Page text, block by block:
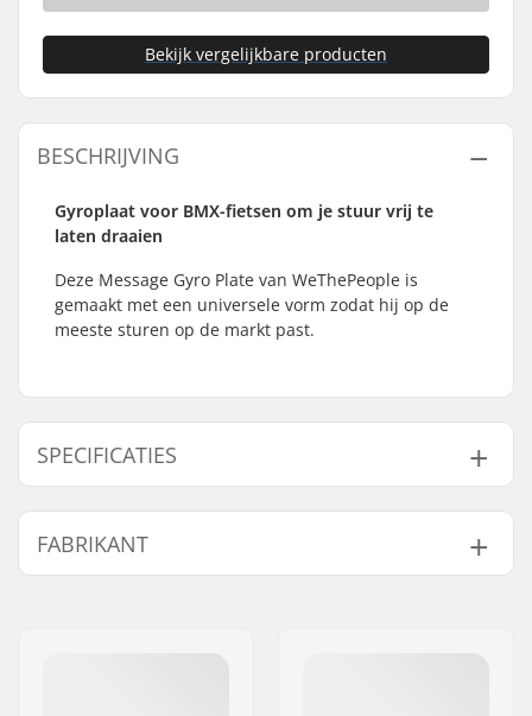
Bekijk vergelijkbare producten
BESCHRIJVING
Gyroplaat voor BMX-fietsen om je stuur vrij te
laten draaien
Deze Message Gyro Plate van WeThePeople is
gemaakt met een universele vorm zodat hij op de
meeste sturen op de markt past.
SPECIFICATIES
Gyro compatibel:
Ja
Gewicht:
FABRIKANT